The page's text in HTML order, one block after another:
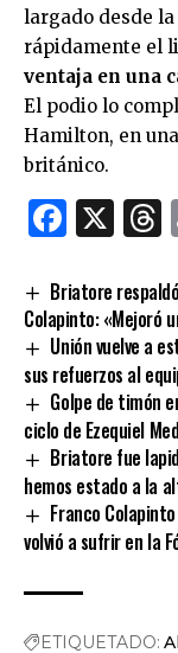
largado desde
rápidamente el
ventaja en una
El podio lo
Hamilton, en
británico.
X
Briatore
Colapinto: «Mejoró
Unión vuelve a
sus refuerzos al
Golpe de timón
ciclo de Ezequiel
Briatore fue
hemos estado a la
Franco
volvió a sufrir en la
ETIQUETADO: